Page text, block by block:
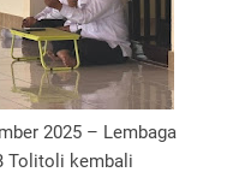
2025 – Lembaga
Tolitoli kembali